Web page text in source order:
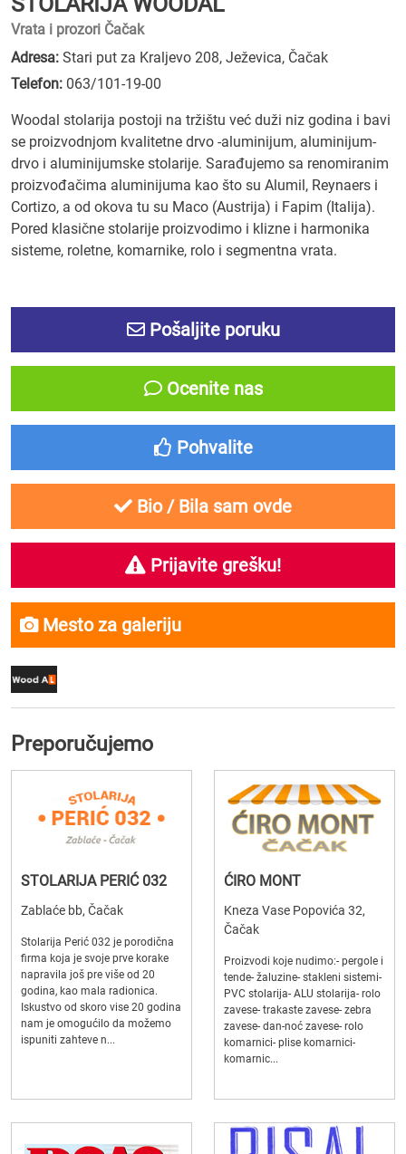
Vrata i prozori Čačak
Adresa: Stari put za Kraljevo 208, Ježevica, Čačak
Telefon: 063/101-19-00
Woodal stolarija postoji na tržištu već duži niz godina i bavi
se proizvodnjom kvalitetne drvo -aluminijum, aluminijum-
drvo i aluminijumske stolarije. Sarađujemo sa renomiranim
proizvođačima aluminijuma kao što su Alumil, Reynaers i
Cortizo, a od okova tu su Maco (Austrija) i Fapim (Italija).
Pored klasične stolarije proizvodimo i klizne i harmonika
sisteme, roletne, komarnike, rolo i segmentna vrata.
Pošaljite poruku
Ocenite nas
Pohvalite
Bio / Bila sam ovde
Prijavite grešku!
Mesto za galeriju
Preporučujemo
STOLARIJA PERIĆ 032
Zablaće bb, Čačak
Stolarija Perić 032 je porodična
firma koja je svoje prve korake
napravila još pre više od 20
godina, kao mala radionica.
Iskustvo od skoro vise 20 godina
nam je omogućilo da možemo
ispuniti zahteve n...
ĆIRO MONT
Kneza Vase Popovića 32,
Čačak
Proizvodi koje nudimo:- pergole i
tende- žaluzine- stakleni sistemi-
PVC stolarija- ALU stolarija- rolo
zavese- trakaste zavese- zebra
zavese- dan-noć zavese- rolo
komarnici- plise komarnici-
komarnic...